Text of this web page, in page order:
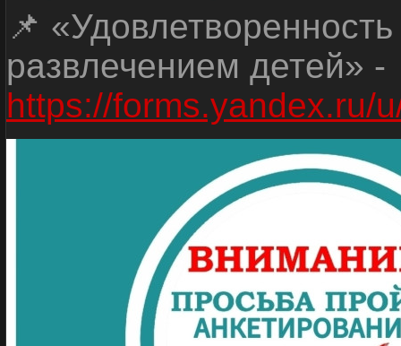
📌
развлечением детей» -
https://forms.yandex.ru/